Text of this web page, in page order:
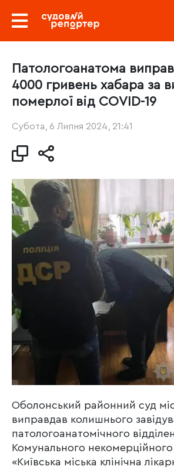
Патологоанатома
4000 гривень хабара за
померлої від COVID-19
Субота, 6 Липня 2024, 21:41
Оболонський районний суд
виправдав колишнього
патологоанатомічного
Комунального
«Київська міська клінічна